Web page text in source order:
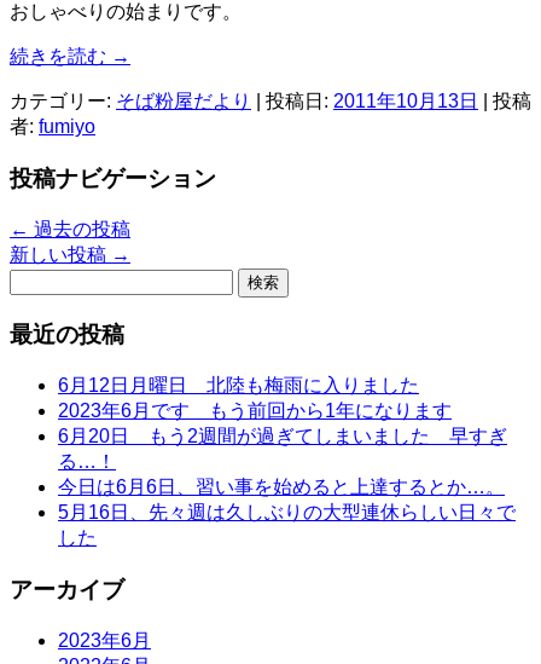
おしゃべりの始まりです。
続きを読む →
カテゴリー: そば粉屋だより | 投稿日: 2011年10月13日
投稿
者: fumiyo
投稿ナビゲーション
← 過去の投稿
新しい投稿 →
最近の投稿
6月12日月曜日 北陸も梅雨に入りました
2023年6月です もう前回から1年になります
6月20日 もう2週間が過ぎてしまいました 早すぎ
る…！
今日は6月6日、習い事を始めると上達するとか…。
5月16日、先々週は久しぶりの大型連休らしい日々で
した
アーカイブ
2023年6月